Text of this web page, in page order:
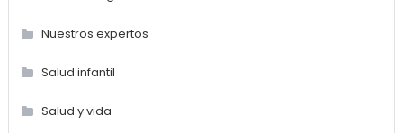
Nuestros expertos
Salud infantil
Salud y vida